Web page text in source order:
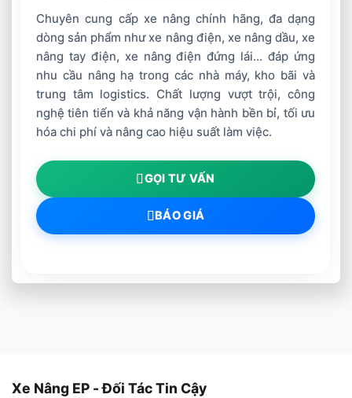
Chuyên cung cấp xe nâng chính hãng, đa dạng
dòng sản phẩm như xe nâng điện, xe nâng dầu, xe
nâng tay điện, xe nâng điện đứng lái... đáp ứng
nhu cầu nâng hạ trong các nhà máy, kho bãi và
trung tâm logistics. Chất lượng vượt trội, công
nghệ tiên tiến và khả năng vận hành bền bỉ, tối ưu
hóa chi phí và nâng cao hiệu suất làm việc.
GỌI TƯ VẤN
BÁO GIÁ
Xe Nâng EP - Đối Tác Tin Cậy